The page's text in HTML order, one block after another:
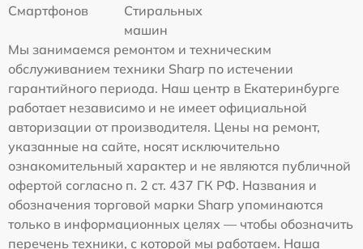
Смартфонов
Стиральных
машин
Мы занимаемся ремонтом и техническим
обслуживанием техники Sharp по истечении
гарантийного периода. Наш центр в Екатеринбурге
работает независимо и не имеет официальной
авторизации от производителя. Цены на ремонт,
указанные на сайте, носят исключительно
ознакомительный характер и не являются публичной
офертой согласно п. 2 ст. 437 ГК РФ. Названия и
обозначения торговой марки Sharp упоминаются
только в информационных целях — чтобы обозначить
перечень техники, с которой мы работаем. Наша